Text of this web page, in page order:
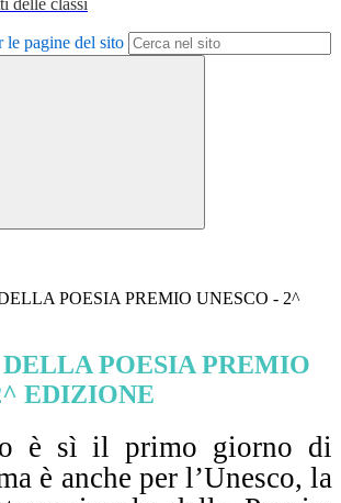
delle classi
le pagine del sito
POESIA PREMIO UNESCO - 2^
POESIA PREMIO
EDIZIONE
è sì il primo giorno di
è anche per l’Unesco, la